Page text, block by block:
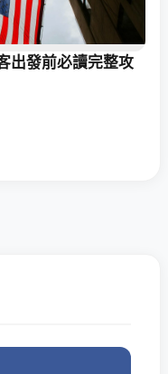
出發前必讀完整攻